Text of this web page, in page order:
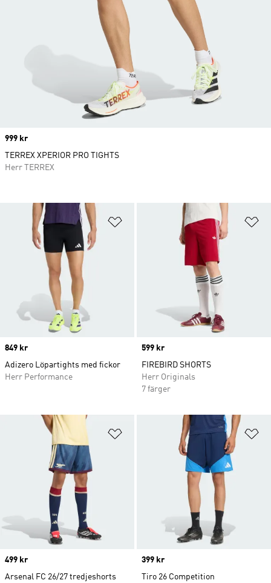
Lägg till på önskelistan
Price
849 kr
Adizero Löpartights med fickor
Herr Performance
Price
599 kr
FIREBIRD SHORTS
Herr Originals
7 färger
Lägg till på önskelistan
Price
499 kr
Arsenal FC 26/27 tredjeshorts
Price
399 kr
Tiro 26 Competition
Price
999 kr
TERREX XPERIOR PRO TIGHTS
Herr TERREX